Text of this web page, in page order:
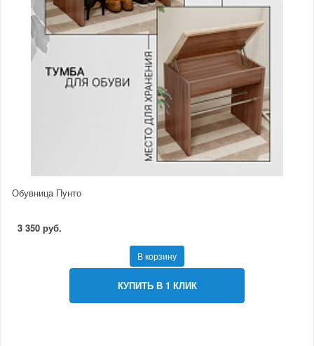
Обувница Пунто
3 350 руб.
В корзину
КУПИТЬ В 1 КЛИК